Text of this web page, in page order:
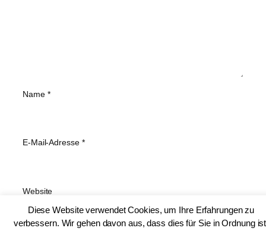
Name *
E-Mail-Adresse *
Website
Diese Website verwendet Cookies, um Ihre Erfahrungen zu
verbessern. Wir gehen davon aus, dass dies für Sie in Ordnung